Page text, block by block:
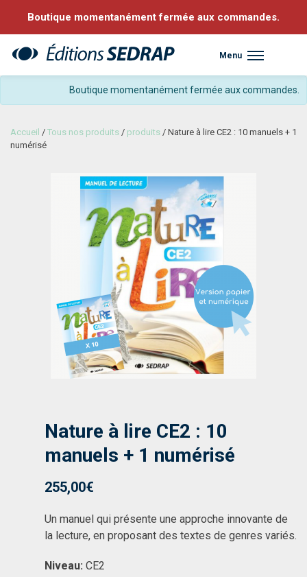
Boutique momentanément fermée aux commandes.
Menu
Boutique momentanément fermée aux commandes.
Accueil / Tous nos produits / produits / Nature à lire CE2 : 10 manuels + 1
numérisé
Nature à lire CE2 : 10
manuels + 1 numérisé
255,00€
Un manuel qui présente une approche innovante de
la lecture, en proposant des textes de genres variés.
Niveau: CE2